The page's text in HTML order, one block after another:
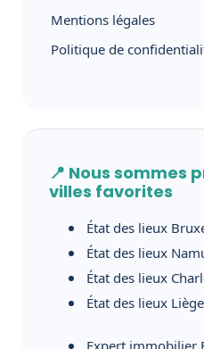
Mentions légales
Politique de
📍 Nous sommes
villes favorites
État des lieux
État des lieux
État des lieux
État des lieux Liège
Expert immobilier